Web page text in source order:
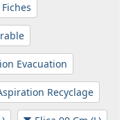
Fiches
Evacuation
Recyclage